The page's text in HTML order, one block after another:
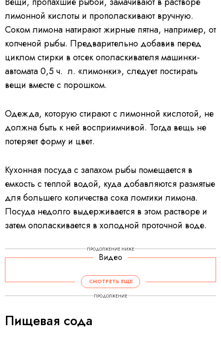
лимонной кислоты и прополаскивают вручную.
Соком лимона натирают жирные пятна, например, от
копченой рыбы. Предварительно добавив перед
циклом стирки в отсек ополаскивателя машинки-
автомата 0,5 ч. л. «лимонки», следует постирать
вещи вместе с порошком.
Одежда, которую стирают с лимонной кислотой, не
должна быть к ней восприимчивой. Тогда вещь не
потеряет форму и цвет.
Кухонная посуда с запахом рыбы помещается в
емкость с теплой водой, куда добавляются размятые
для большего количества сока ломтики лимона.
Посуда недолго выдерживается в этом растворе и
затем ополаскивается в холодной проточной воде.
ПРОДОЛЖЕНИЕ НИЖЕ
Видео
СМОТРЕТЬ ЕЩЕ
ПРОДОЛЖЕНИЕ
Пищевая сода